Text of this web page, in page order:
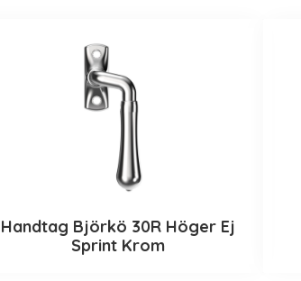
Handtag Björkö 30R Höger Ej
Sprint Krom